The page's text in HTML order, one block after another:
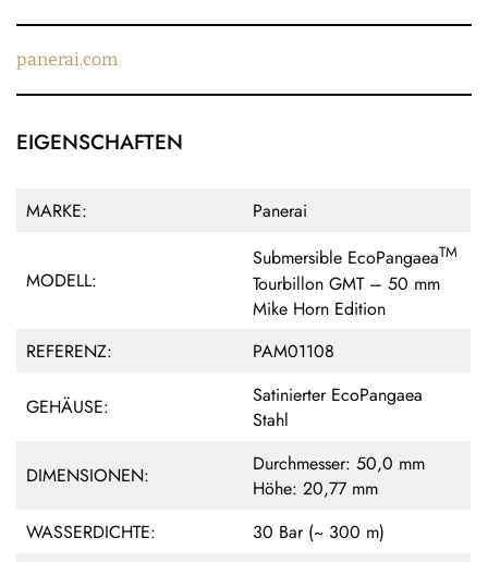
panerai.com
EIGENSCHAFTEN
MARKE: Panerai
MODELL:
Submersible EcoPangaeaTM
Tourbillon GMT – 50 mm
Mike Horn Edition
REFERENZ:
PAM01108
GEHÄUSE:
Satinierter EcoPangaea
Stahl
DIMENSIONEN:
Durchmesser: 50,0 mm
Höhe: 20,77 mm
WASSERDICHTE:
30 Bar (~ 300 m)